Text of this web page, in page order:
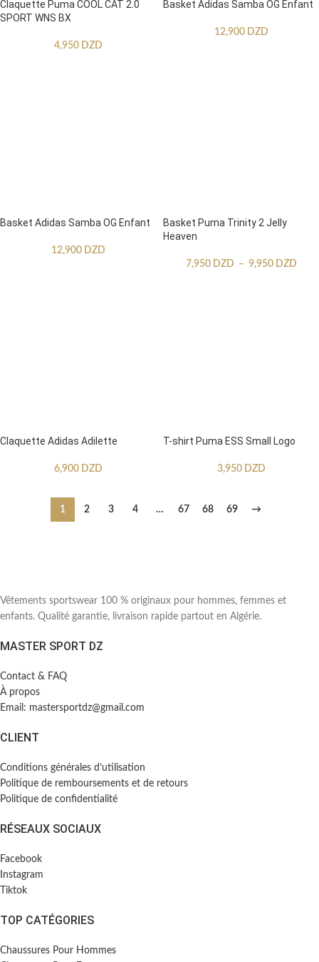
Claquette Puma COOL CAT 2.0
SPORT WNS BX
4,950 DZD
Basket Adidas Samba OG Enfant
12,900 DZD
Basket Adidas Samba OG Enfant
12,900 DZD
Basket Puma Trinity 2 Jelly
Heaven
7,950 DZD – 9,950 DZD
Claquette Adidas Adilette
6,900 DZD
T-shirt Puma ESS Small Logo
3,950 DZD
1 2 3 4 … 67 68 69 →
Vêtements sportswear 100 % originaux pour hommes, femmes et
enfants. Qualité garantie, livraison rapide partout en Algérie.
MASTER SPORT DZ
Contact & FAQ
À propos
Email: mastersportdz@gmail.com
CLIENT
Conditions générales d’utilisation
Politique de remboursements et de retours
Politique de confidentialité
RÉSEAUX SOCIAUX
Facebook
Instagram
Tiktok
TOP CATÉGORIES
Chaussures Pour Hommes